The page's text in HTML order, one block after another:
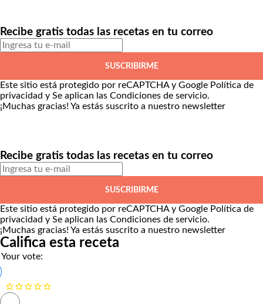
Recibe gratis todas las recetas en tu correo
SUSCRIBIRME
Este sitio está protegido por reCAPTCHA y Google Política de
privacidad y Se aplican las Condiciones de servicio.
¡Muchas gracias! Ya estás suscrito a nuestro newsletter
Recibe gratis todas las recetas en tu correo
SUSCRIBIRME
Este sitio está protegido por reCAPTCHA y Google Política de
privacidad y Se aplican las Condiciones de servicio.
¡Muchas gracias! Ya estás suscrito a nuestro newsletter
Califica esta receta
Your vote: